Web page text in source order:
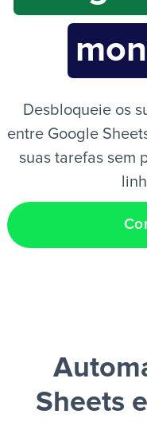
Desbloqueie os
entre Google
suas tarefas sem
Sheets